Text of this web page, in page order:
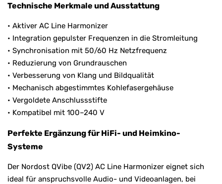
Technische Merkmale und Ausstattung
• Aktiver AC Line Harmonizer
• Integration gepulster Frequenzen in die Stromleitung
• Synchronisation mit 50/60 Hz Netzfrequenz
• Reduzierung von Grundrauschen
• Verbesserung von Klang und Bildqualität
• Mechanisch abgestimmtes Kohlefasergehäuse
• Vergoldete Anschlussstifte
• Kompatibel mit 100–240 V
Perfekte Ergänzung für HiFi- und Heimkino-
Systeme
Der Nordost QVibe (QV2) AC Line Harmonizer eignet sich
ideal für anspruchsvolle Audio- und Videoanlagen, bei